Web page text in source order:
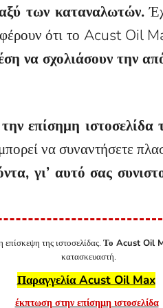
των καταναλωτών.
ότι το Acust Oil
να σχολιάσουν την
επίσημη ιστοσελίδα
να συναντήσετε
γι’ αυτό σας
της ιστοσελίδας. Το Acust Oil
κατασκευαστή.
Παραγγελία Acust Oil Max
έκπτωση στην επίσημη ιστοσελίδα